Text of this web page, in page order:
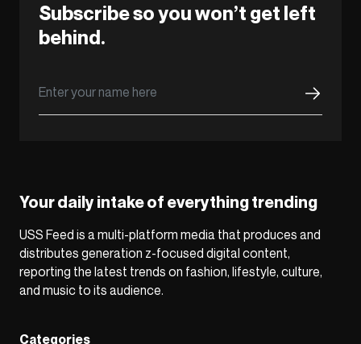
Subscribe so you won’t get left
behind.
Your daily intake of everything trending
USS Feed is a multi-platform media that produces and
distributes generation z-focused digital content,
reporting the latest trends on fashion, lifestyle, culture,
and music to its audience.
Categories